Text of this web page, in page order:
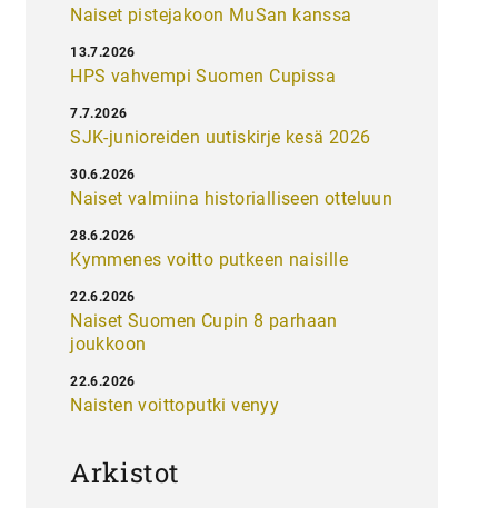
Naiset pistejakoon MuSan kanssa
HPS vahvempi Suomen Cupissa
13.7.2026
SJK-junioreiden uutiskirje kesä 2026
7.7.2026
Naiset valmiina historialliseen otteluun
30.6.2026
Kymmenes voitto putkeen naisille
28.6.2026
Naiset Suomen Cupin 8 parhaan
joukkoon
22.6.2026
Naisten voittoputki venyy
22.6.2026
Arkistot